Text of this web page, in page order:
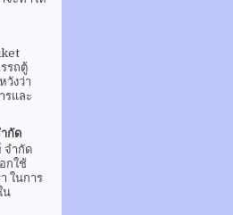
รถตู้
วังว่า
รและ
กัด
จำกัด
กใช้
ในการ
น